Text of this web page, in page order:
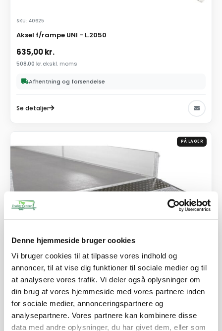
Denne hjemmeside bruger cookies
Vi bruger cookies til at tilpasse vores indhold og
annoncer, til at vise dig funktioner til sociale medier og til
at analysere vores trafik. Vi deler også oplysninger om
din brug af vores hjemmeside med vores partnere inden
for sociale medier, annonceringspartnere og
analysepartnere. Vores partnere kan kombinere disse
data med andre oplysninger, du har givet dem, eller som
SKU: 40625
Aksel f/rampe UNI - L.2050
635,00kr.
508,00 kr.ekskl. moms
Afhentning og forsendelse
Se detaljer
PÅ LAGER
SKU: 40309
Rampe 3500 U4 - 2700 U5 - 2700 U6
9.745,00kr.
7.796,00kr.ekskl. moms